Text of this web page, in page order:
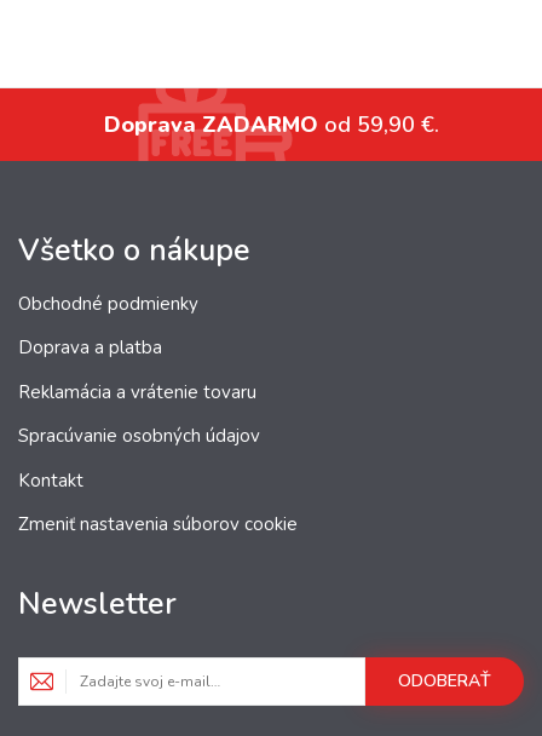
Doprava ZADARMO od 59,90 €.
Všetko o nákupe
Obchodné podmienky
Doprava a platba
Reklamácia a vrátenie tovaru
Spracúvanie osobných údajov
Kontakt
Zmeniť nastavenia súborov cookie
Newsletter
ODOBERAŤ